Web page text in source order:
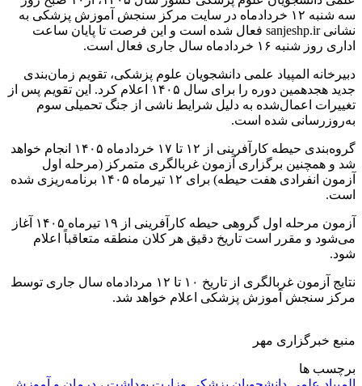
سه شنبه ۱۲ خردادماه در سایت مرکز سنجش آموزش پزشکی به
نشانی sanjeshp.ir فعال شده است و این فرصت تا پایان ساعت
اداری روز شنبه ۱۶ خردادماه سال جاری فعال است.
دبیرخانه المپیاد علمی دانشجویان علوم پزشکی، تقویم زمان‌بندی
جدید هجدهمین دوره را برای سال ۱۴۰۵ اعلام کرد. این تقویم پس از
تغییرات اعمال‌شده به دلیل شرایط ناشی از جنگ تحمیلی سوم
به‌روزرسانی شده است.
گروه‌بندی حیطه کارآفرینی از ۱۲ تا ۱۷ خردادماه ۱۴۰۵ انجام خواهد
شد و همچنین برگزاری آزمون غربالگری متمرکز (مرحله اول
آزمون انفرادی هفت حیطه) برای ۱۲ تیرماه ۱۴۰۵ برنامه‌ریزی شده
است.
آزمون مرحله اول گروهی حیطه کارآفرینی از ۱۹ تیرماه ۱۴۰۵ آغاز
می‌شود و مقرر است تاریخ دقیق هر کلان منطقه متعاقباً اعلام
شود.
نتایج آزمون غربالگری از تاریخ ۱۰ تا ۱۲ مردادماه سال جاری توسط
مرکز سنجش آموزش پزشکی اعلام خواهد شد.
منبع خبرگزاری مهر
برچسب ها